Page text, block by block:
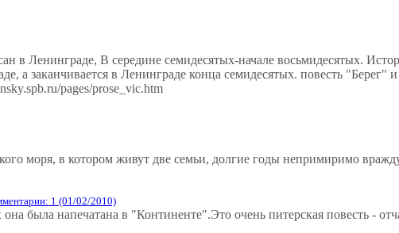
в Ленинграде, В середине семидесятых-начале восьмидесятых.
а заканчивается в Ленинграде конца семидесятых. повесть "Берег"
pages/prose_vic.htm
моря, в котором живут две семьи, долгие годы непримиримо
1 (01/02/2010)
была напечатана в "Континенте".Это очень питерская повесть -